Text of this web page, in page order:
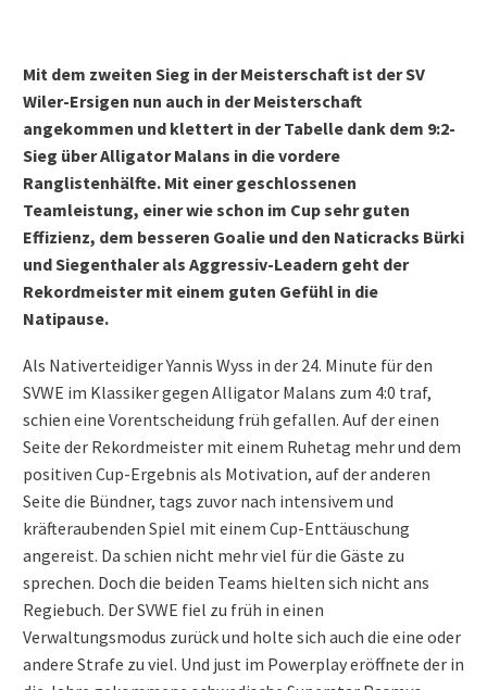
Mit dem zweiten Sieg in der Meisterschaft ist der SV
Wiler-Ersigen nun auch in der Meisterschaft
angekommen und klettert in der Tabelle dank dem 9:2-
Sieg über Alligator Malans in die vordere
Ranglistenhälfte. Mit einer geschlossenen
Teamleistung, einer wie schon im Cup sehr guten
Effizienz, dem besseren Goalie und den Naticracks Bürki
und Siegenthaler als Aggressiv-Leadern geht der
Rekordmeister mit einem guten Gefühl in die
Natipause.
Als Nativerteidiger Yannis Wyss in der 24. Minute für den
SVWE im Klassiker gegen Alligator Malans zum 4:0 traf,
schien eine Vorentscheidung früh gefallen. Auf der einen
Seite der Rekordmeister mit einem Ruhetag mehr und dem
positiven Cup-Ergebnis als Motivation, auf der anderen
Seite die Bündner, tags zuvor nach intensivem und
kräfteraubenden Spiel mit einem Cup-Enttäuschung
angereist. Da schien nicht mehr viel für die Gäste zu
sprechen. Doch die beiden Teams hielten sich nicht ans
Regiebuch. Der SVWE fiel zu früh in einen
Verwaltungsmodus zurück und holte sich auch die eine oder
andere Strafe zu viel. Und just im Powerplay eröffnete der in